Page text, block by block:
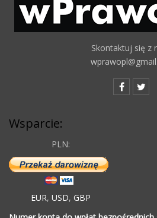
Skontaktuj się z
Wsparcie:
PLN:
EUR, USD, GBP